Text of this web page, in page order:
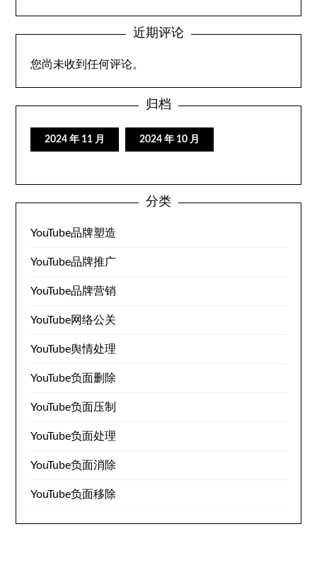
近期评论
您尚未收到任何评论。
归档
2024 年 11 月 2024 年 10 月
分类
YouTube品牌塑造
YouTube品牌推广
YouTube品牌营销
YouTube网络公关
YouTube舆情处理
YouTube负面删除
YouTube负面压制
YouTube负面处理
YouTube负面消除
YouTube负面移除